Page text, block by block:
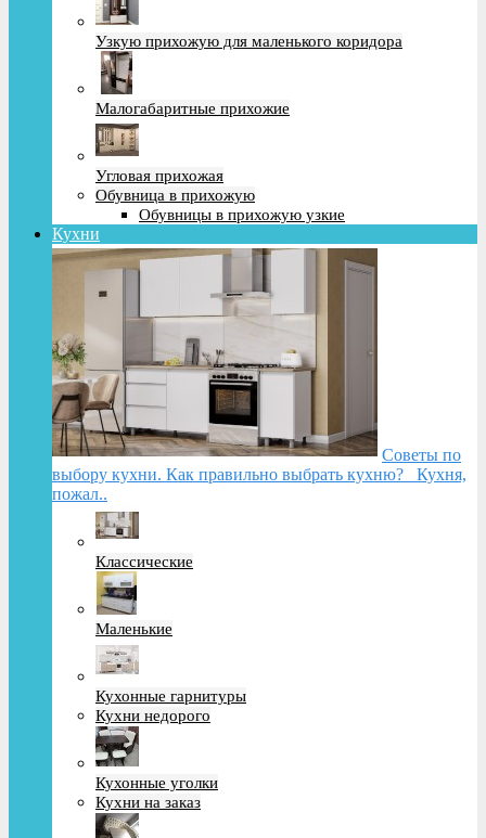
Узкую прихожую для маленького коридора
Малогабаритные прихожие
Угловая прихожая
Обувница в прихожую
Обувницы в прихожую узкие
Кухни
Советы по
выбору кухни. Как правильно выбрать кухню? Кухня,
пожал..
Классические
Маленькие
Кухонные гарнитуры
Кухни недорого
Кухонные уголки
Кухни на заказ